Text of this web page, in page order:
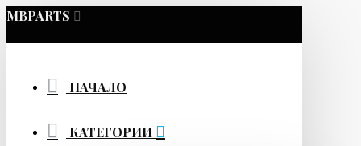
MBPARTS
НАЧАЛО
КАТЕГОРИИ